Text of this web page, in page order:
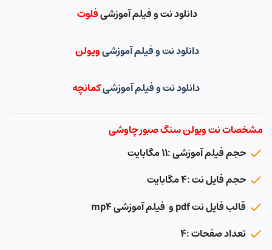
دانلود نت و فیلم آموزشیفلوت
دانلود نت و فیلم آموزشیویولن
دانلود نت و فیلم آموزشیکمانچه
مشخصات نت ویولن سنگ صبور چاوشی
حجم فیلم آموزشی :۱۱ مگابایت
حجم فایل نت :۴ مگابایت
قالب فایل نت pdf و فیلم آموزشی mp4
تعداد صفحات :۴